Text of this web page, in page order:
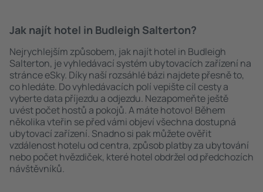
Jak najít hotel in Budleigh Salterton?
Nejrychlejším způsobem, jak najít hotel in Budleigh
Salterton, je vyhledávací systém ubytovacích zařízení na
stránce eSky. Díky naší rozsáhlé bázi najdete přesně to,
co hledáte. Do vyhledávacích polí vepište cíl cesty a
vyberte data příjezdu a odjezdu. Nezapomeňte ještě
uvést počet hostů a pokojů. A máte hotovo! Během
několika vteřin se před vámi objeví všechna dostupná
ubytovací zařízení. Snadno si pak můžete ověřit
vzdálenost hotelu od centra, způsob platby za ubytování
nebo počet hvězdiček, které hotel obdržel od předchozích
návštěvníků.